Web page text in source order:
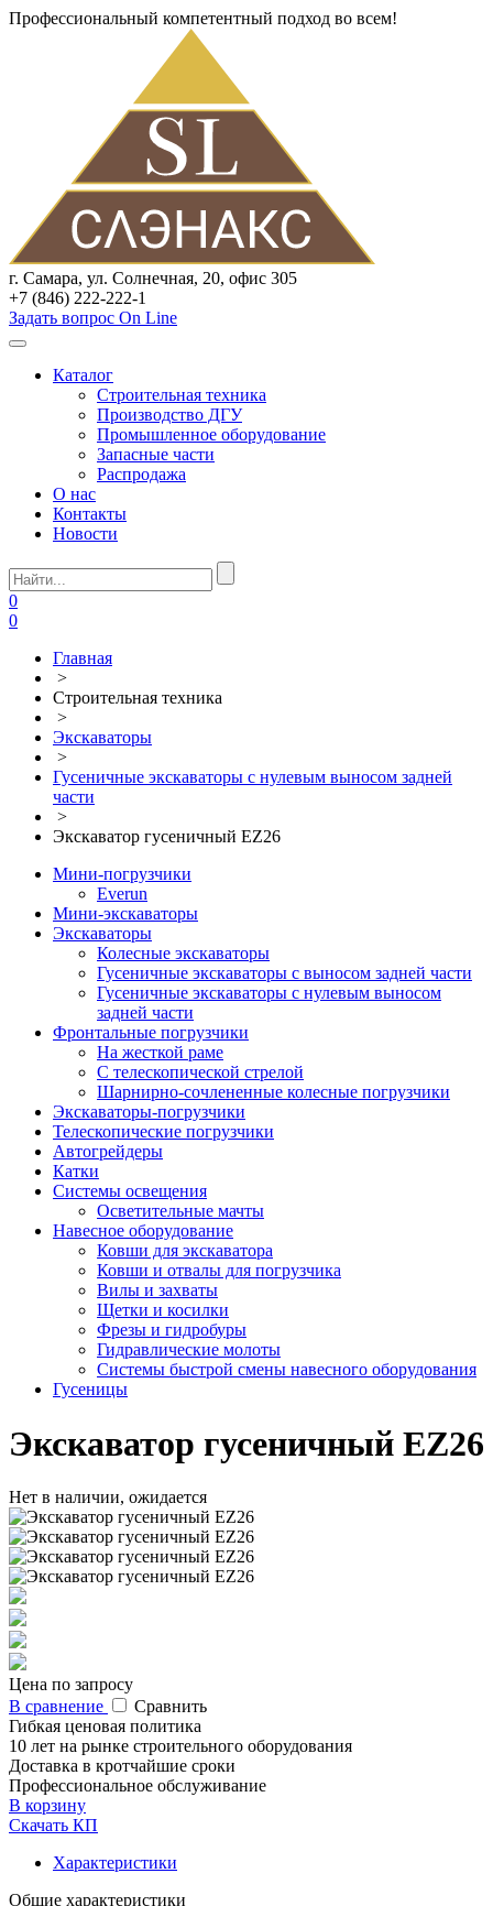
Профессиональный компетентный подход во всем!
г. Самара, ул. Солнечная, 20, офис 305
+7 (846) 222-222-1
Задать вопрос On Line
Каталог
Строительная техника
Производство ДГУ
Промышленное оборудование
Запасные части
Распродажа
О нас
Контакты
Новости
0
0
Главная
>
Строительная техника
>
Экскаваторы
>
Гусеничные экскаваторы с нулевым выносом задней
части
>
Экскаватор гусеничный EZ26
Мини-погрузчики
Everun
Мини-экскаваторы
Экскаваторы
Колесные экскаваторы
Гусеничные экскаваторы с выносом задней части
Гусеничные экскаваторы с нулевым выносом
задней части
Фронтальные погрузчики
На жесткой раме
С телескопической стрелой
Шарнирно-сочлененные колесные погрузчики
Экскаваторы-погрузчики
Телескопические погрузчики
Автогрейдеры
Катки
Системы освещения
Осветительные мачты
Навесное оборудование
Ковши для экскаватора
Ковши и отвалы для погрузчика
Вилы и захваты
Щетки и косилки
Фрезы и гидробуры
Гидравлические молоты
Системы быстрой смены навесного оборудования
Гусеницы
Экскаватор гусеничный EZ26
Нет в наличии, ожидается
Цена по запросу
В сравнение
Сравнить
Гибкая ценовая политика
10 лет на рынке строительного оборудования
Доставка в кротчайшие сроки
Профессиональное обслуживание
В корзину
Скачать КП
Характеристики
Общие характеристики